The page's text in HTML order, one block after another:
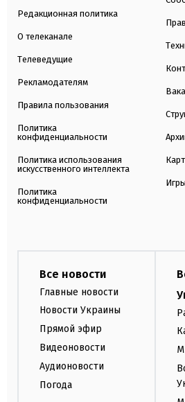
Редакционная политика
О телеканале
Телеведущие
Рекламодателям
Правила пользования
Политика
конфиденциальности
Политика использования
искусственного интеллекта
Политика
конфиденциальности
Игры
Все новости
Главные новости
Новости Украины
Прямой эфир
Видеоновости
Аудионовости
Погода